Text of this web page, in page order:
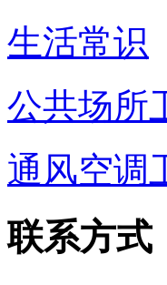
生活常识
公共场所
通风空调
联系方式